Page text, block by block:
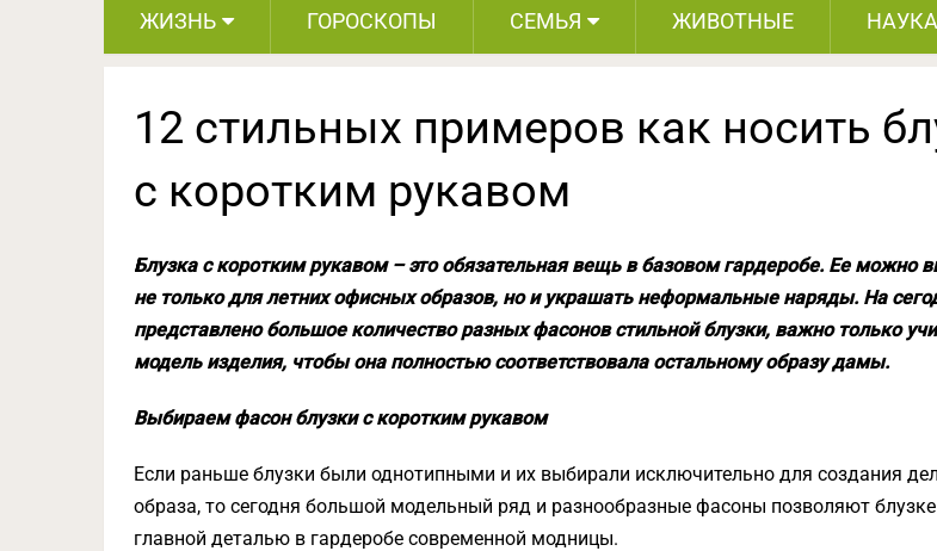
ЖИЗНЬ ГОРОСКОПЫ СЕМЬЯ ЖИВОТНЫЕ НАУКА
12 стильных примеров как носить
с коротким рукавом
Блузка с коротким рукавом – это обязательная вещь в базовом гардеробе. Ее можно
не только для летних офисных образов, но и украшать неформальные наряды. На
представлено большое количество разных фасонов стильной блузки, важно только
модель изделия, чтобы она полностью соответствовала остальному образу дамы.
Выбираем фасон блузки с коротким рукавом
Если раньше блузки были однотипными и их выбирали исключительно для создания
образа, то сегодня большой модельный ряд и разнообразные фасоны позволяют блузке
главной деталью в гардеробе современной модницы.